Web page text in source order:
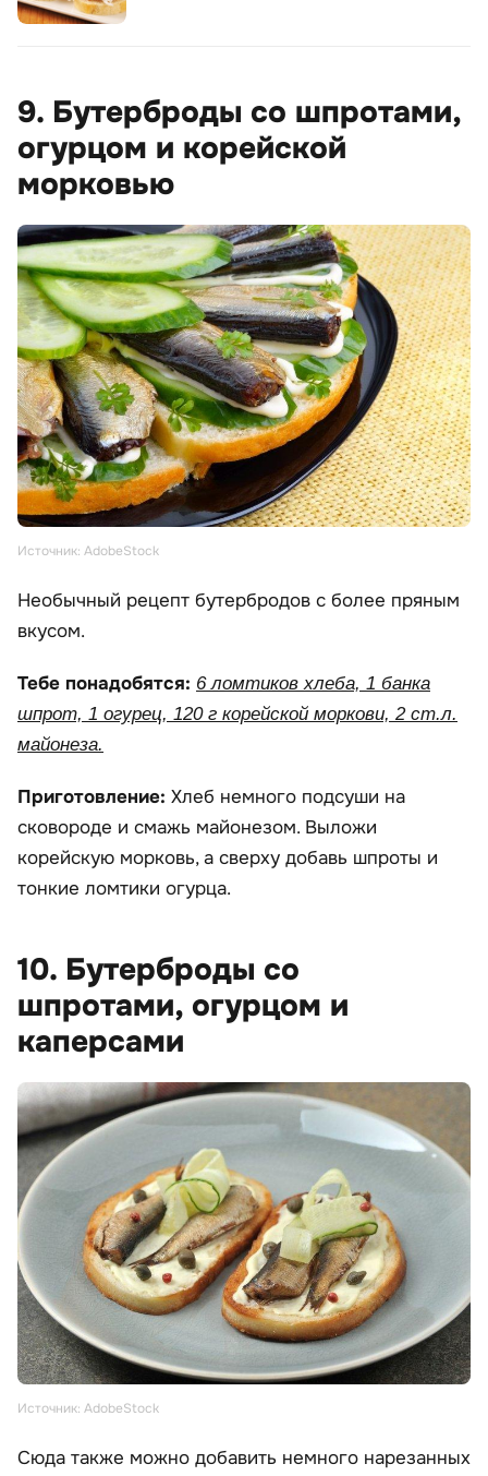
9. Бутерброды со шпротами,
огурцом и корейской
морковью
Источник: AdobeStock
Необычный рецепт бутербродов с более пряным
вкусом.
Тебе понадобятся: 6 ломтиков хлеба, 1 банка
шпрот, 1 огурец, 120 г корейской моркови, 2 ст.л.
майонеза.
Приготовление: Хлеб немного подсуши на
сковороде и смажь майонезом. Выложи
корейскую морковь, а сверху добавь шпроты и
тонкие ломтики огурца.
10. Бутерброды со
шпротами, огурцом и
каперсами
Источник: AdobeStock
Сюда также можно добавить немного нарезанных